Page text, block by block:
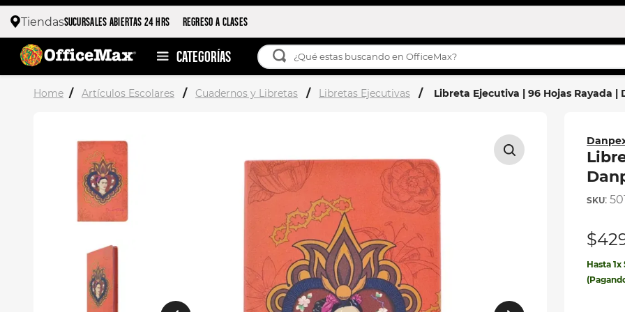
TiendasSUCURSALES ABIERTAS 24 HRS REGRESO A CLASES
¿Qué estas buscando en OfficeMax?
Artículos Escolares Cuadernos y Libretas Libretas Ejecutivas Libreta Ejecutiva | 96 Hojas Rayada |
:
$
Hasta1x
4.
flores
mochilas
6.
stuk
7.
mochila
.
carpeta
9. carpetas